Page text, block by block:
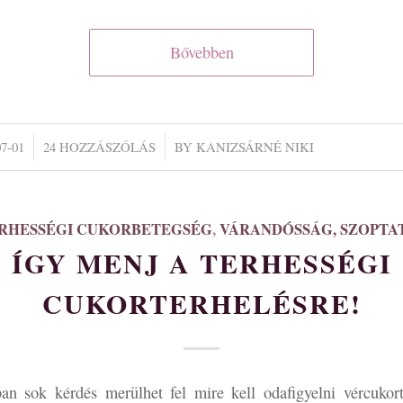
Bővebben
01 24 HOZZÁSZÓLÁS
/ BY KANIZSÁRNÉ NIKI
CUKORBETEGSÉG,VÁRANDÓSSÁG,
ÍGY MENJ A TERHESSÉGI
CUKORTERHELÉSRE!
sok kérdés merülhet fel mire kell odafigyelni